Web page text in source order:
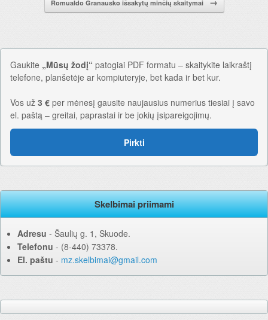
Romualdo Granausko išsakytų minčių skaitymai
Gaukite „Mūsų žodį“ patogiai PDF formatu – skaitykite laikraštį
telefone, planšetėje ar kompiuteryje, bet kada ir bet kur.
Vos už 3 € per mėnesį gausite naujausius numerius tiesiai į savo
el. paštą – greitai, paprastai ir be jokių įsipareigojimų.
Pirkti
Skelbimai priimami
Adresu ‐ Šaulių g. 1, Skuode.
Telefonu ‐ (8-440) 73378.
El. paštu ‐ mz.skelbimai@gmail.com